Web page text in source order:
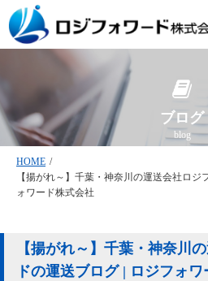
ブログ
blog
HOME /
【揚がれ～】千葉・神奈川の運送会社ロジ
ォワード株式会社
【揚がれ～】千葉・神奈川
ドの運送ブログ | ロジフォ